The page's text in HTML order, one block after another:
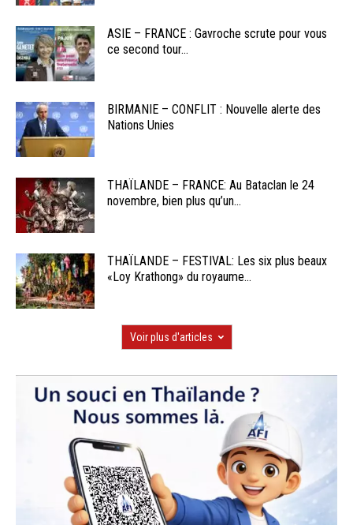
ASIE – FRANCE : Gavroche scrute pour vous
ce second tour...
BIRMANIE – CONFLIT : Nouvelle alerte des
Nations Unies
THAÏLANDE – FRANCE: Au Bataclan le 24
novembre, bien plus qu’un...
THAÏLANDE – FESTIVAL: Les six plus beaux
«Loy Krathong» du royaume...
Voir plus d'articles